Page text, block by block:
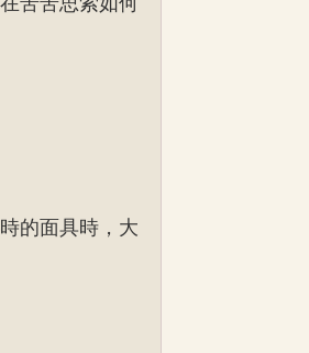
的面具時，大